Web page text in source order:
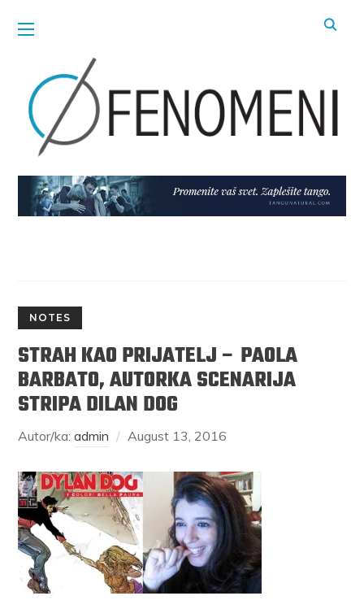
NOTES
STRAH KAO PRIJATELJ – PAOLA
BARBATO, AUTORKA SCENARIJA
STRIPA DILAN DOG
Autor/ka:admin August 13, 2016